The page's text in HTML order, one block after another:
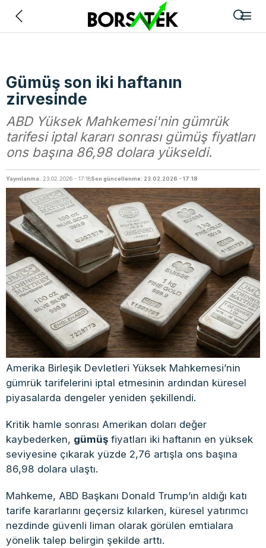
Gümüş son iki haftanın
zirvesinde
ABD Yüksek Mahkemesi'nin gümrük
tarifesi iptal kararı sonrası gümüş fiyatları
ons başına 86,98 dolara yükseldi.
Yayınlanma: 23.02.2026 - 17:18Son güncellenme: 23.02.2026 - 17:18
Amerika Birleşik Devletleri Yüksek Mahkemesi’nin
gümrük tarifelerini iptal etmesinin ardından küresel
piyasalarda dengeler yeniden şekillendi.
Kritik hamle sonrası Amerikan doları değer
kaybederken, gümüş fiyatları iki haftanın en yüksek
seviyesine çıkarak yüzde 2,76 artışla ons başına
86,98 dolara ulaştı.
Mahkeme, ABD Başkanı Donald Trump’ın aldığı katı
tarife kararlarını geçersiz kılarken, küresel yatırımcı
nezdinde güvenli liman olarak görülen emtialara
yönelik talep belirgin şekilde arttı.